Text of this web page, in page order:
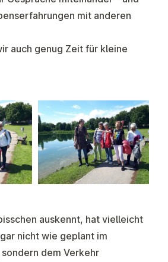
mit anderen
auch genug Zeit für kleine
auskennt, hat vielleicht
nicht wie geplant im
dem Verkehr